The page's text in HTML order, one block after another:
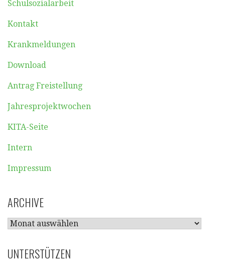
Schulsozialarbeit
Kontakt
Krankmeldungen
Download
Antrag Freistellung
Jahresprojektwochen
KITA-Seite
Intern
Impressum
ARCHIVE
ARCHIVE
UNTERSTÜTZEN